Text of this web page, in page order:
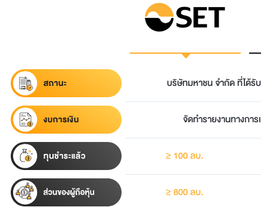
บริษัทมหาชน จำกัด ที่ได้รับ
จัดทำรายงานทางการ
≥ 100 ลบ.
≥ 800 ลบ.